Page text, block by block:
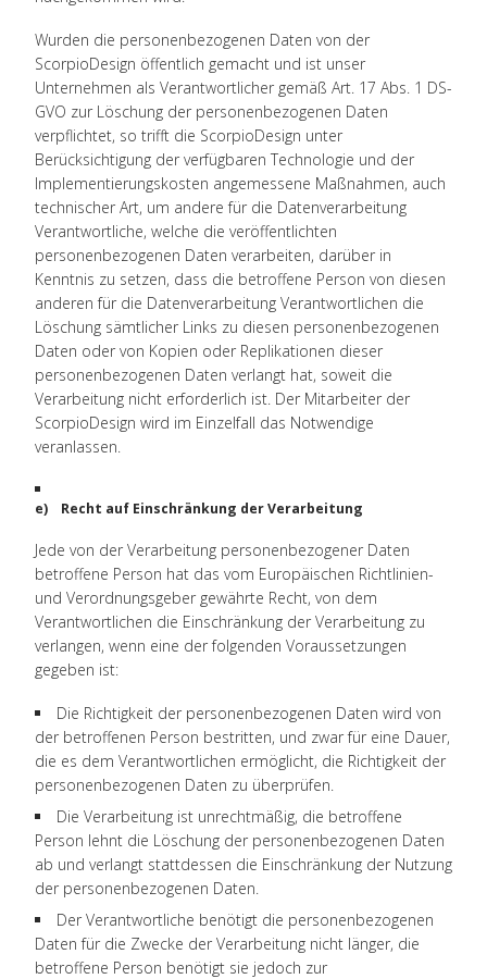
Wurden die personenbezogenen Daten von der
ScorpioDesign öffentlich gemacht und ist unser
Unternehmen als Verantwortlicher gemäß Art. 17 Abs. 1 DS-
GVO zur Löschung der personenbezogenen Daten
verpflichtet, so trifft die ScorpioDesign unter
Berücksichtigung der verfügbaren Technologie und der
Implementierungskosten angemessene Maßnahmen, auch
technischer Art, um andere für die Datenverarbeitung
Verantwortliche, welche die veröffentlichten
personenbezogenen Daten verarbeiten, darüber in
Kenntnis zu setzen, dass die betroffene Person von diesen
anderen für die Datenverarbeitung Verantwortlichen die
Löschung sämtlicher Links zu diesen personenbezogenen
Daten oder von Kopien oder Replikationen dieser
personenbezogenen Daten verlangt hat, soweit die
Verarbeitung nicht erforderlich ist. Der Mitarbeiter der
ScorpioDesign wird im Einzelfall das Notwendige
veranlassen.
e) Recht auf Einschränkung der Verarbeitung
Jede von der Verarbeitung personenbezogener Daten
betroffene Person hat das vom Europäischen Richtlinien-
und Verordnungsgeber gewährte Recht, von dem
Verantwortlichen die Einschränkung der Verarbeitung zu
verlangen, wenn eine der folgenden Voraussetzungen
gegeben ist:
Die Richtigkeit der personenbezogenen Daten wird von
der betroffenen Person bestritten, und zwar für eine Dauer,
die es dem Verantwortlichen ermöglicht, die Richtigkeit der
personenbezogenen Daten zu überprüfen.
Die Verarbeitung ist unrechtmäßig, die betroffene
Person lehnt die Löschung der personenbezogenen Daten
ab und verlangt stattdessen die Einschränkung der Nutzung
der personenbezogenen Daten.
Der Verantwortliche benötigt die personenbezogenen
Daten für die Zwecke der Verarbeitung nicht länger, die
betroffene Person benötigt sie jedoch zur